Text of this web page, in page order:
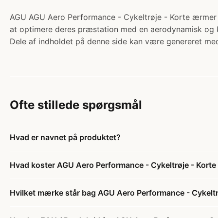
AGU AGU Aero Performance - Cykeltrøje - Korte
at optimere deres præstation med en aerodynamisk
Dele af indholdet på denne side kan være genereret
Ofte stillede spørgsmål
Hvad er navnet på produktet?
Hvad koster AGU Aero Performance - Cykeltrøje -
Hvilket mærke står bag AGU Aero Performance -